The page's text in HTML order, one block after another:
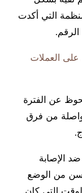
التي أكدت
على العملات
عن الفترة
من فرق
الإصابة
حسن من الوضع